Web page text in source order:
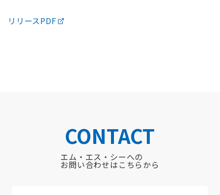
リリースPDF
CONTACT
エム・エス・シーへの
お問い合わせはこちらから